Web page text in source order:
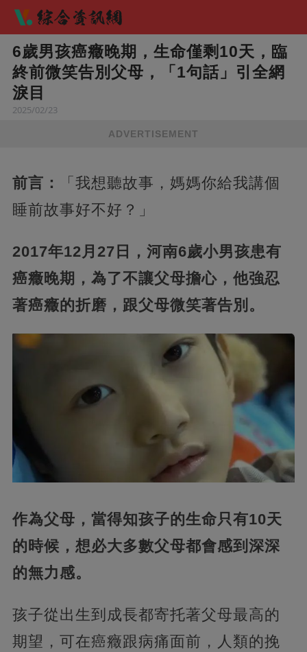
6歲男孩癌癥晚期，生命僅剩10天，臨
終前微笑告別父母，「1句話」引全網
淚目
2025/02/23
ADVERTISEMENT
前言：
「我想聽故事，媽媽你給我講個
睡前故事好不好？」
2017年12月27日，河南6歲小男孩患有
癌癥晚期，為了不讓父母擔心，他強忍
著癌癥的折磨，跟父母微笑著告別。
作為父母，當得知孩子的生命只有10天
的時候，想必大多數父母都會感到深深
的無力感。
孩子從出生到成長都寄托著父母最高的
期望，可在癌癥跟病痛面前，人類的挽